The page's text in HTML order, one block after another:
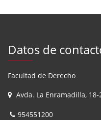
Datos de
Facultad de Derecho
Avda. La Enramadilla, 18-
954551200